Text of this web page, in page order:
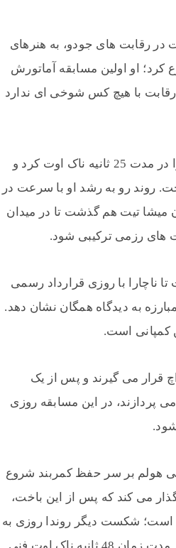
و بجای شرکت در رقابت های جودو، به هنرهای
او اولین مسابقه آماتورش
رینگ رقابت با هیچ کس شوخی ای ندارد
اولین مسابقه رسمی روزی نیز سرنوشتی مشابه داشت او رقیبش را در مدت 25 ثانیه ناک اوت کرد و
روند رو به رشد او با سرعت در
میشا تیت هم گذشت تا در میدان
های رزمی ترکیبی شود.
ناچارا با روزی قرارداد رسمی
به دیدگاه همگان نشان دهد.
کمپانی است.
قرار می گیرند و پس از یک
پردازند، در این مسابقه روزی
رقابت او با هالی هولم بر سر حفظ کمربند شروع
می کند که پس از این باخت،
است؛ شکست دیگر روندا روزی به